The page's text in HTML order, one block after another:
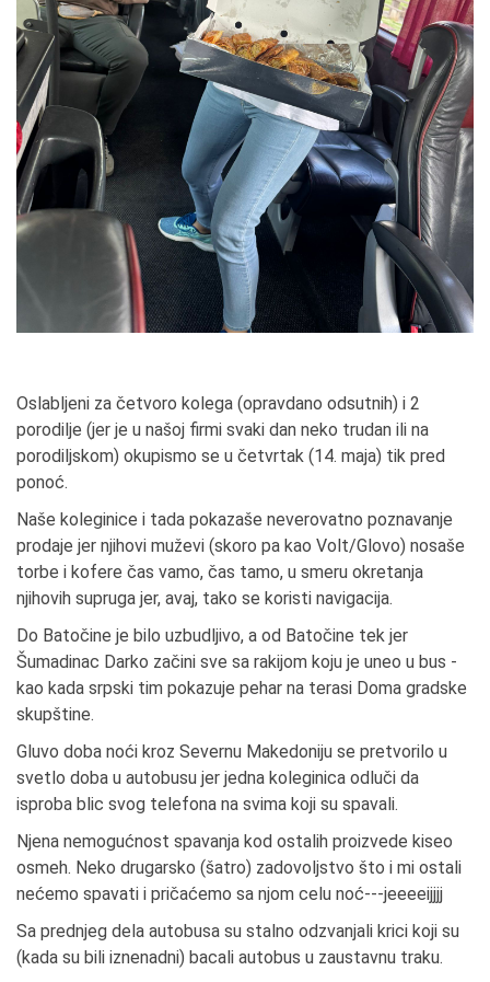
Oslabljeni za četvoro kolega (opravdano odsutnih) i 2
porodilje (jer je u našoj firmi svaki dan neko trudan ili na
porodiljskom) okupismo se u četvrtak (14. maja) tik pred
ponoć.
Naše koleginice i tada pokazaše neverovatno poznavanje
prodaje jer njihovi muževi (skoro pa kao Volt/Glovo) nosaše
torbe i kofere čas vamo, čas tamo, u smeru okretanja
njihovih supruga jer, avaj, tako se koristi navigacija.
Do Batočine je bilo uzbudljivo, a od Batočine tek jer
Šumadinac Darko začini sve sa rakijom koju je uneo u bus -
kao kada srpski tim pokazuje pehar na terasi Doma gradske
skupštine.
Gluvo doba noći kroz Severnu Makedoniju se pretvorilo u
svetlo doba u autobusu jer jedna koleginica odluči da
isproba blic svog telefona na svima koji su spavali.
Njena nemogućnost spavanja kod ostalih proizvede kiseo
osmeh. Neko drugarsko (šatro) zadovoljstvo što i mi ostali
nećemo spavati i pričaćemo sa njom celu noć---jeeeeijjjj
Sa prednjeg dela autobusa su stalno odzvanjali krici koji su
(kada su bili iznenadni) bacali autobus u zaustavnu traku.